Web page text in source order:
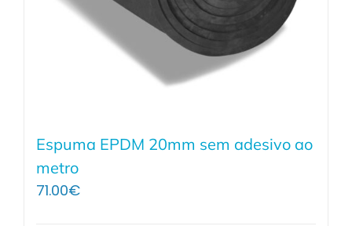
Espuma EPDM 20mm sem adesivo ao
metro
71.00€